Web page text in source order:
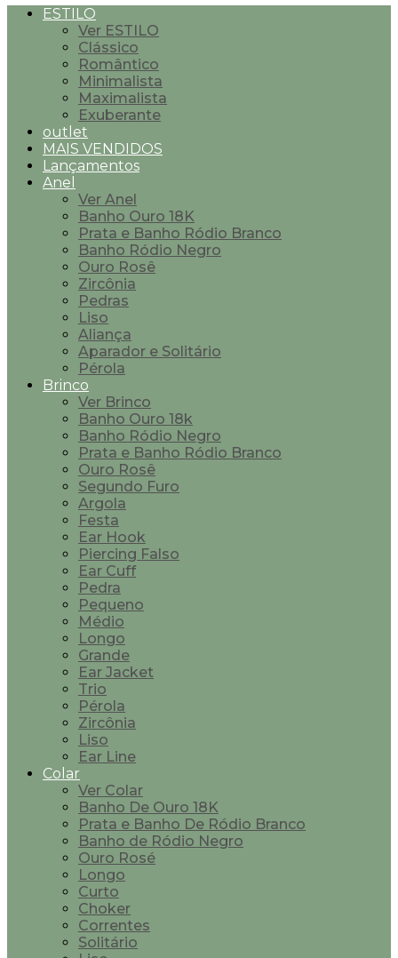
ESTILO
Ver ESTILO
Clássico
Romântico
Minimalista
Maximalista
Exuberante
outlet
MAIS VENDIDOS
Lançamentos
Anel
Ver Anel
Banho Ouro 18K
Prata e Banho Ródio Branco
Banho Ródio Negro
Ouro Rosê
Zircônia
Pedras
Liso
Aliança
Aparador e Solitário
Pérola
Brinco
Ver Brinco
Banho Ouro 18k
Banho Ródio Negro
Prata e Banho Ródio Branco
Ouro Rosê
Segundo Furo
Argola
Festa
Ear Hook
Piercing Falso
Ear Cuff
Pedra
Pequeno
Médio
Longo
Grande
Ear Jacket
Trio
Pérola
Zircônia
Liso
Ear Line
Colar
Ver Colar
Banho De Ouro 18K
Prata e Banho De Ródio Branco
Banho de Ródio Negro
Ouro Rosé
Longo
Curto
Choker
Correntes
Solitário